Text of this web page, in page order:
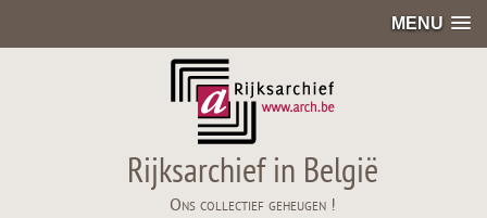
MENU
Rijksarchief in België
Ons collectief geheugen !